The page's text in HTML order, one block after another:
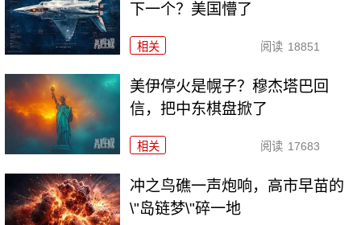
下一个？美国懵了
相关 阅读 18851
美伊停火是幌子？穆杰塔巴回
信，把中东棋盘掀了
相关 阅读 17683
冲之鸟礁一声炮响，高市早苗的
\"岛链梦\"碎一地